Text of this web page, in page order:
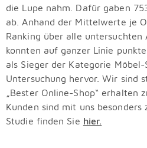
die Lupe nahm. Dafür gaben
ab. Anhand der Mittelwerte je
Ranking über alle
konnten auf ganzer Linie
als Sieger der Kategorie Möbel-
Untersuchung hervor. Wir sind
„Bester Online-Shop“ erhalten
Kunden sind mit uns
Studie finden Sie hier.